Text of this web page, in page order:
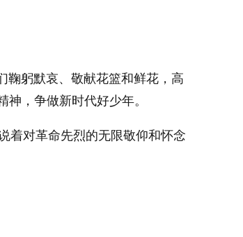
鞠躬默哀、敬献花篮和鲜花，高
，争做新时代好少年。
着对革命先烈的无限敬仰和怀念